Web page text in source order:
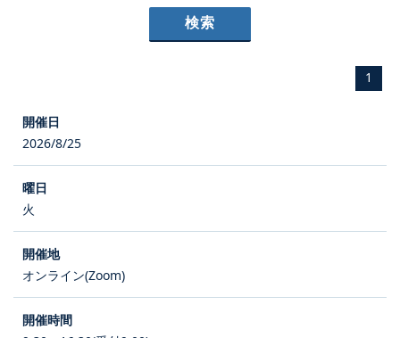
1
2026/8/25
火
オンライン(Zoom)